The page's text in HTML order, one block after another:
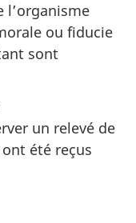
l’organisme
ou fiducie
sont
un relevé de
été reçus